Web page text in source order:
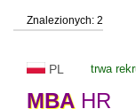
typ uczelni
Znalezionych: 2
PL trwa
MBAHR